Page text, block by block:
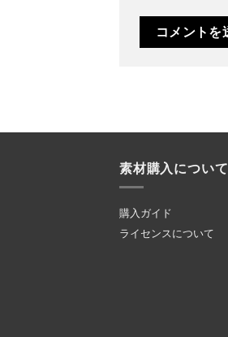
素材購入について
購入ガイド
ライセンスについて